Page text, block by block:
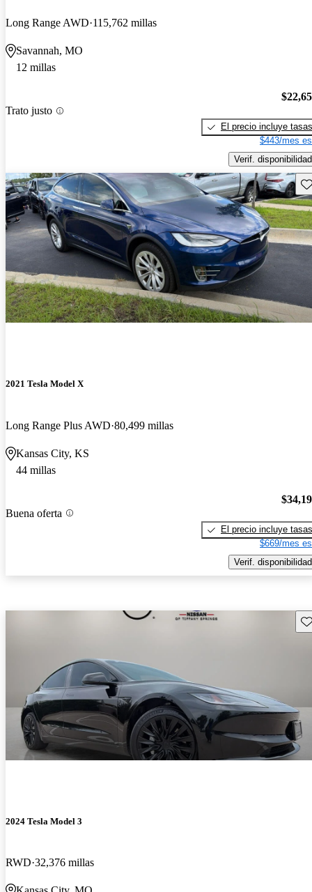
Long Range AWD 115,762 millas
Savannah, MO
12 millas
Trato justo
El precio incluye tasas
$443/mes
Verif. disponibilidad
2021 Tesla Model X
Long Range Plus AWD 80,499 millas
Kansas City, KS
44 millas
Buena oferta
El precio incluye tasas
$669/mes
Verif. disponibilidad
2024 Tesla Model 3
RWD 32,376 millas